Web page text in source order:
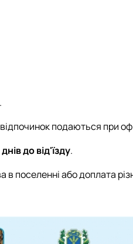
відпочинок подаються при
до від'їзду.
поселенні або доплата